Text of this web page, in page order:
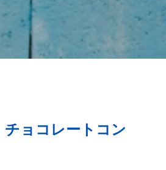
ョコレートコン